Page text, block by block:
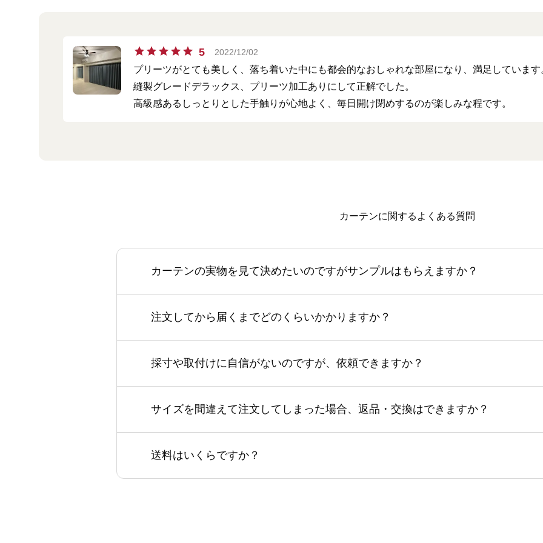
5 2022/12/02
プリーツがとても美しく、落ち着いた中にも都会的なおしゃれな部屋になり、満足しています
縫製グレードデラックス、プリーツ加工ありにして正解でした。
高級感あるしっとりとした手触りが心地よく、毎日開け閉めするのが楽しみな程です。
カーテンに関するよくある質問
カーテンの実物を見て決めたいのですがサンプルはもらえますか？
注文してから届くまでどのくらいかかりますか？
採寸や取付けに自信がないのですが、依頼できますか？
サイズを間違えて注文してしまった場合、返品・交換はできますか？
送料はいくらですか？